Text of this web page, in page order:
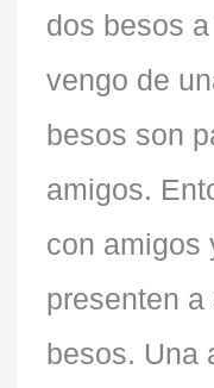
dos besos
vengo de
besos son
amigos.
con amigos
presenten
besos. Una